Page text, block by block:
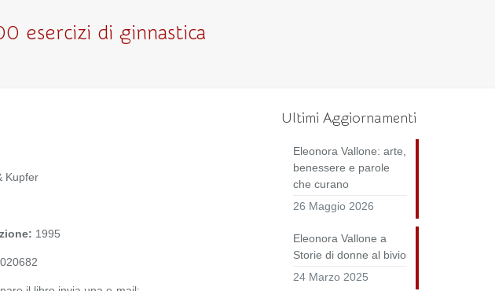
esercizi di ginnastica
Kupfer
1995
Ultimi Aggiornamenti
Eleonora Vallone: arte,
benessere e parole
che curano
26 Maggio 2026
Eleonora Vallone a
Storie di donne al bivio
24 Marzo 2025